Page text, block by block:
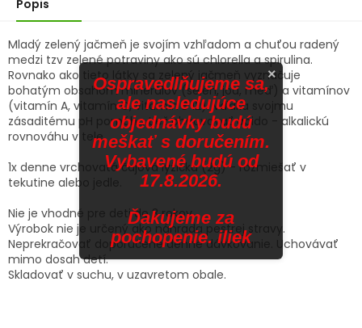
Popis
Mladý zelený jačmeň je svojím vzhľadom a chuťou radený
medzi tzv zelené potraviny ako sú chlorella a spirulina.
Rovnako ako tieto látky sa zelený jačmeň vyznačuje
bohatým obsahom minerálov (selén, jód, meď) a vitamínov
(vitamín A, vitamín C, vitamín B 12). Vďaka svojmu
zásaditému pH pomáha tiež obnovovať acido - alkalickú
rovnováhu v tele.
1x denne vrchovatá čajová lyžička (2g) - rozmiešať v
tekutine alebo jedle.
Nie je vhodné pre deti do 3 rokov.
Výrobok nie je určený ako náhrada pestrej stravy.
Neprekračovať doporučené denné dávkovanie. Uchovávať
mimo dosah detí.
Skladovať v suchu, v uzavretom obale.
×
Ospravedlňujeme sa,
ale nasledujúce
objednávky budú
meškať s doručením.
Vybavené budú od
17.8.2026.
Ďakujeme za
pochopenie. iliek